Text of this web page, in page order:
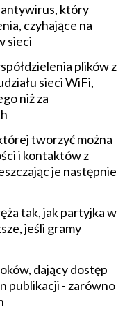
który
czyhające na
sieci
plików z
sieci WiFi,
niż za
tworzyć można
i kontaktów z
je następnie
tak, jak partyjka w
jeśli gramy
dający dostęp
publikacji - zarówno